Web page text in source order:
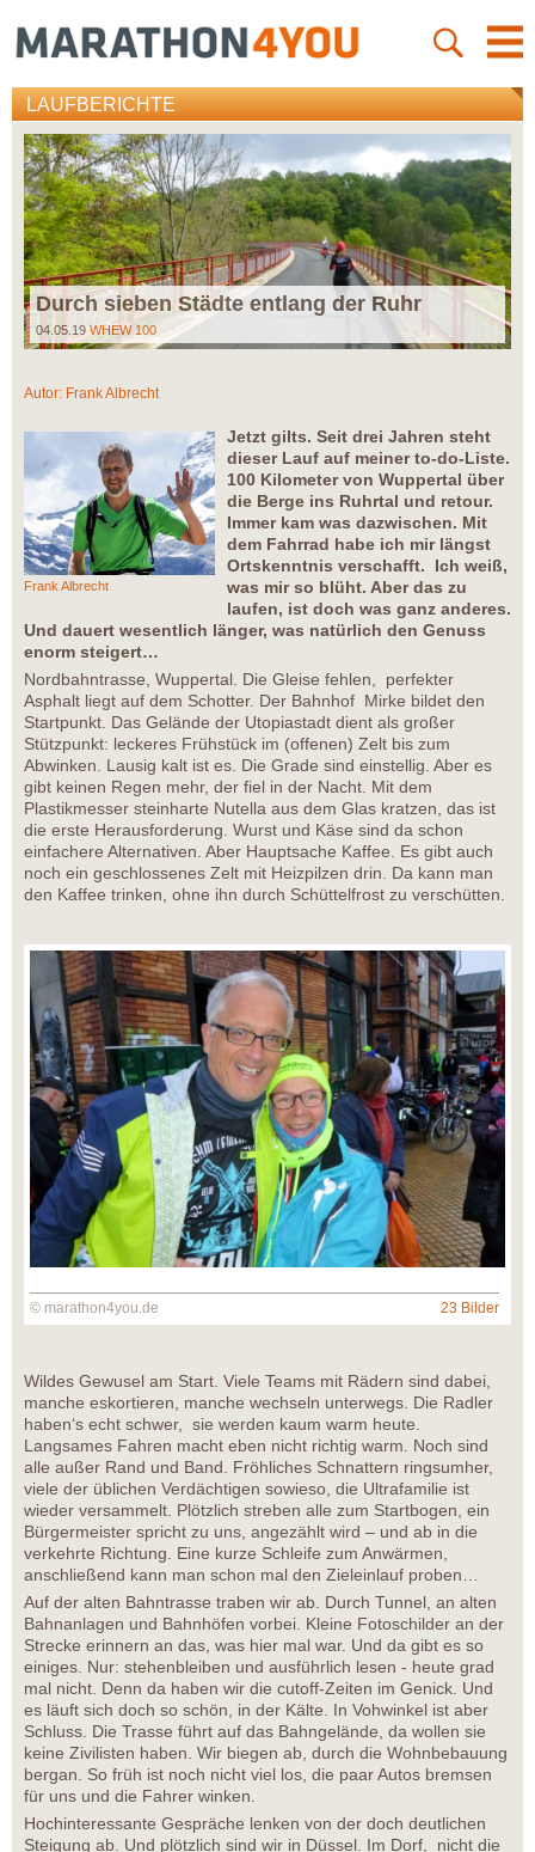
LAUFBERICHTE
Durch sieben Städte entlang der Ruhr
04.05.19WHEW 100
Autor: Frank Albrecht
Frank Albrecht
Jetzt gilts. Seit drei Jahren steht
dieser Lauf auf meiner to-do-Liste.
100 Kilometer von Wuppertal über
die Berge ins Ruhrtal und retour.
Immer kam was dazwischen. Mit
dem Fahrrad habe ich mir längst
Ortskenntnis verschafft. Ich weiß,
was mir so blüht. Aber das zu
laufen, ist doch was ganz anderes.
Und dauert wesentlich länger, was natürlich den Genuss
enorm steigert…
Nordbahntrasse, Wuppertal. Die Gleise fehlen, perfekter
Asphalt liegt auf dem Schotter. Der Bahnhof Mirke bildet den
Startpunkt. Das Gelände der Utopiastadt dient als großer
Stützpunkt: leckeres Frühstück im (offenen) Zelt bis zum
Abwinken. Lausig kalt ist es. Die Grade sind einstellig. Aber es
gibt keinen Regen mehr, der fiel in der Nacht. Mit dem
Plastikmesser steinharte Nutella aus dem Glas kratzen, das ist
die erste Herausforderung. Wurst und Käse sind da schon
einfachere Alternativen. Aber Hauptsache Kaffee. Es gibt auch
noch ein geschlossenes Zelt mit Heizpilzen drin. Da kann man
den Kaffee trinken, ohne ihn durch Schüttelfrost zu verschütten.
© marathon4you.de 23 Bilder
Wildes Gewusel am Start. Viele Teams mit Rädern sind dabei,
manche eskortieren, manche wechseln unterwegs. Die Radler
haben‘s echt schwer, sie werden kaum warm heute.
Langsames Fahren macht eben nicht richtig warm. Noch sind
alle außer Rand und Band. Fröhliches Schnattern ringsumher,
viele der üblichen Verdächtigen sowieso, die Ultrafamilie ist
wieder versammelt. Plötzlich streben alle zum Startbogen, ein
Bürgermeister spricht zu uns, angezählt wird – und ab in die
verkehrte Richtung. Eine kurze Schleife zum Anwärmen,
anschließend kann man schon mal den Zieleinlauf proben…
Auf der alten Bahntrasse traben wir ab. Durch Tunnel, an alten
Bahnanlagen und Bahnhöfen vorbei. Kleine Fotoschilder an der
Strecke erinnern an das, was hier mal war. Und da gibt es so
einiges. Nur: stehenbleiben und ausführlich lesen - heute grad
mal nicht. Denn da haben wir die cutoff-Zeiten im Genick. Und
es läuft sich doch so schön, in der Kälte. In Vohwinkel ist aber
Schluss. Die Trasse führt auf das Bahngelände, da wollen sie
keine Zivilisten haben. Wir biegen ab, durch die Wohnbebauung
bergan. So früh ist noch nicht viel los, die paar Autos bremsen
für uns und die Fahrer winken.
Hochinteressante Gespräche lenken von der doch deutlichen
Steigung ab. Und plötzlich sind wir in Düssel. Im Dorf, nicht die